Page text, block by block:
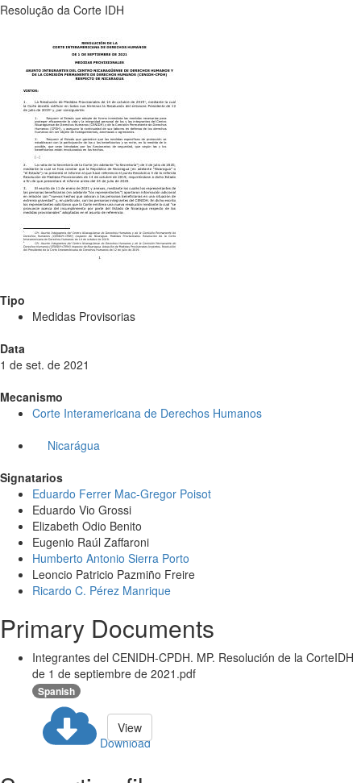
Resolução da Corte IDH
Tipo
Medidas Provisorias
Data
1 de set. de 2021
Mecanismo
Corte Interamericana de Derechos Humanos
Nicarágua
Signatarios
Eduardo Ferrer Mac-Gregor Poisot
Eduardo Vio Grossi
Elizabeth Odio Benito
Eugenio Raúl Zaffaroni
Humberto Antonio Sierra Porto
Leoncio Patricio Pazmiño Freire
Ricardo C. Pérez Manrique
Primary Documents
Integrantes del CENIDH-CPDH. MP. Resolución de la CorteIDH
de 1 de septiembre de 2021.pdf
Spanish
Download
View